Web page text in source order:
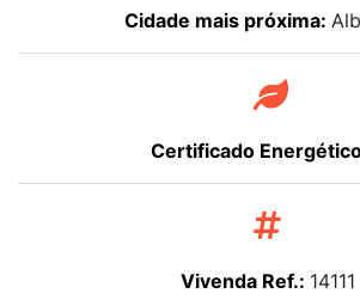
Cidade mais próxima:
Certificado
Vivenda Ref.: 14111